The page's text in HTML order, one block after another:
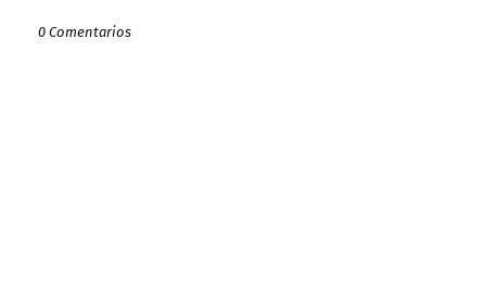
0 Comentarios